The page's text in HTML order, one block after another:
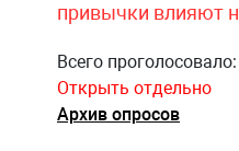
привычки влияют
Всего
Открыть отдельно
Архив опросов